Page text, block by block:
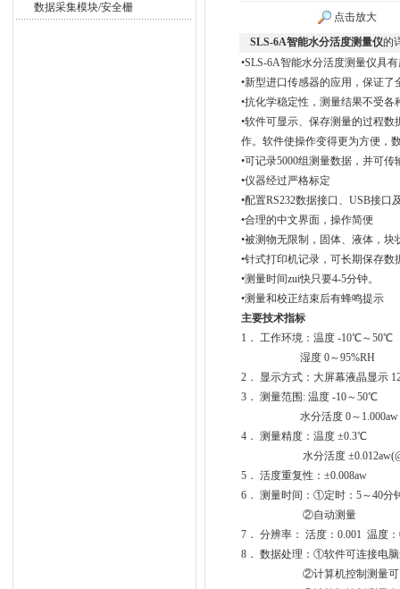
数据采集模块/安全栅
点击放大
SLS-6A智能水分活度测量仪的
•SLS-6A智能水分活度测量仪具
•新型进口传感器的应用，保证
•抗化学稳定性，测量结果不受
•软件可显示、保存测量的过程
作。软件使操作变得更为方便，
•可记录5000组测量数据，并可
•仪器经过严格标定
•配置RS232数据接口、USB接口
•合理的中文界面，操作简便
•被测物无限制，固体、液体，块
•针式打印机记录，可长期保存数
•测量时间zui快只要4-5分钟。
•测量和校正结束后有蜂鸣提示
主要技术指标
1． 工作环境：温度 -10℃～50℃
湿度 0～95%RH
2． 显示方式：大屏幕液晶显示
3． 测量范围: 温度 -10～50℃
水分活度 0～1.000aw
4． 测量精度：温度 ±0.3℃
水分活度
5． 活度重复性：±0.008aw
6． 测量时间：①定时：5～40分
②自动测量
7． 分辨率： 活度：0.001 温度
8． 数据处理：①软件可连接电
②计算机控制测量可以显